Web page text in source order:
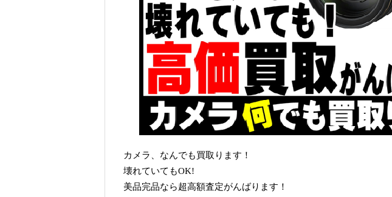
カメラ、なんでも買取ります！
壊れていてもOK!
美品完品なら超高額査定がんばります！